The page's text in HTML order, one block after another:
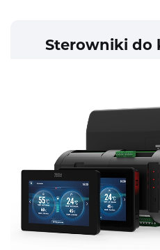
Sterowniki do